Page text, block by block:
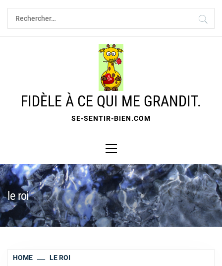
Skip
content
Rechercher :
FIDÈLE À CE QUI ME GRANDIT.
SE-SENTIR-BIEN.COM
Menu
le roi
HOME LE ROI